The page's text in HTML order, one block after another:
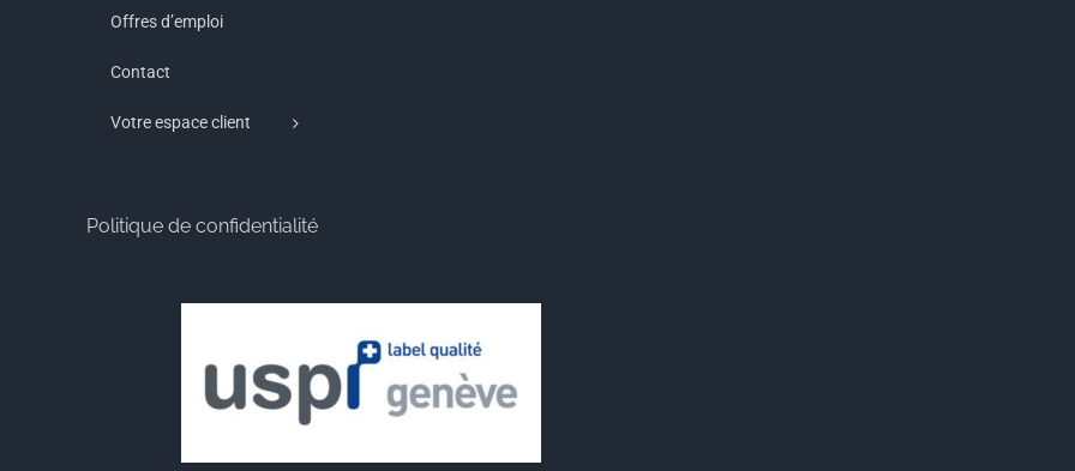
Offres d’emploi
Contact
Votre espace client
Politique de confidentialité